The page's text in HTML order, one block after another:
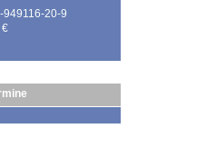
949116-20-9
€